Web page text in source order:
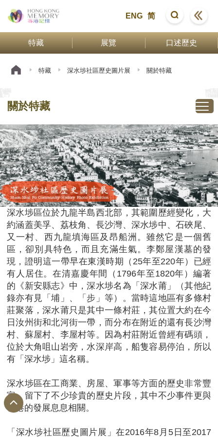
ENG 简
特藏 展覽 口述歷史
特藏 深水埗社區歷史圖片展 關於特藏
關於特藏
深水埗區位於九龍半島西北部，其範圍歷經變化，大
約涵蓋美孚、荔枝角、長沙灣、深水埗中、石硤尾、
又一村、西九龍填海區及昂船洲。雖然它是一個舊
區，卻別具特色，而且充滿生氣。李鄭屋漢墓的發
現，證明這一帶早在東漢時期（25年至220年）已經
有人居住。在清嘉慶年間（1796年至1820年）編著
的《新安縣志》中，深水埗名為「深水莆」（其他紀
錄亦有見「埔」、「步」等）。當時這地區有多條村
莊聚落，深水莆只是其中一條村莊，其位置大約在今
日汝州街和北河街一帶，而分布在附近的還有長沙灣
村、蘇屋村、李屋村等。因為村莊附近曾經有碼頭，
位於大角咀山岩旁，水深岸高，船隻容易停泊，所以
有「深水埗」這名稱。
深水埗區在工商業、房屋、軍事等方面的歷史非常豐
富，留下了不少珍貴的歷史片段，其中不少事件更與
香港的發展息息相關。
「深水埗社區歷史圖片展」在2016年8月5日至2017